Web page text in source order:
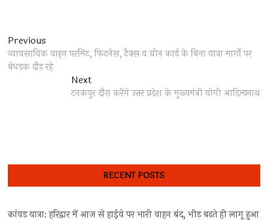
Post
navigation
Previous
post:
व्यावसायिक वाहन परमिट, फिटनेस, टैक्स व ग्रीन कार्ड के बिना यात्रा मार्गों पर
बेधड़क दौड़ रहे
NextNext
post:
टनकपुर दौरा करेंगे उत्तर प्रदेश के मुख्यमंत्री योगी आदित्यनाथ
RECENT POSTS
कांवड़ यात्रा: हरिद्वार में आज से हाईवे पर भारी वाहन बंद, भीड़ बढ़ते ही लागू हुआ